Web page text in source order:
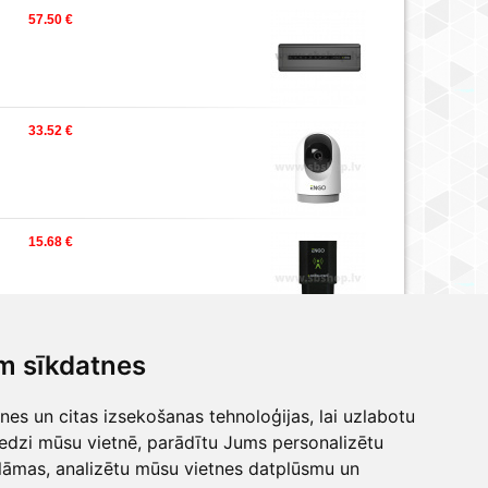
sīkdatnes
un citas izsekošanas tehnoloģijas, lai uzlabotu
mūsu vietnē, parādītu Jums personalizētu
analizētu mūsu vietnes datplūsmu un
57.50 €
33.52 €
15.68 €
Par mums
LV-1063, Latvija. Telefons:+371 67813100, +371 67813108
E-pasts: sb@sbshop.lv; Skype: SBsiltumtehnika;
un ieteikumi saistībā ar vietnes darbību:admin@sbshop.lv